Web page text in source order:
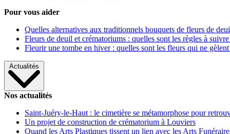
Pour vous aider
Quelles alternatives aux traditionnels bouquets de fleurs de
Fleurs de deuil et crématoriums : quelles sont les règles à
Fleurir une tombe en hiver : quelles sont les fleurs qui ne gèlent
Actualités
Nos actualités
Saint-Juéry-le-Haut : le cimetière se métamorphose pour
Un projet de construction de crématorium à Louviers
Quand les Arts Plastiques tissent un lien avec les Arts